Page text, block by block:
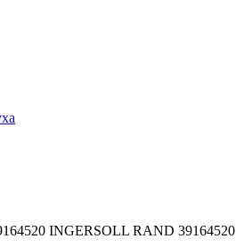
INGERSOLL RAND 39164520